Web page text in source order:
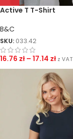
Active T T-Shirt
B&C
SKU: 033.42
16.76 zł – 17.14 zł z VAT